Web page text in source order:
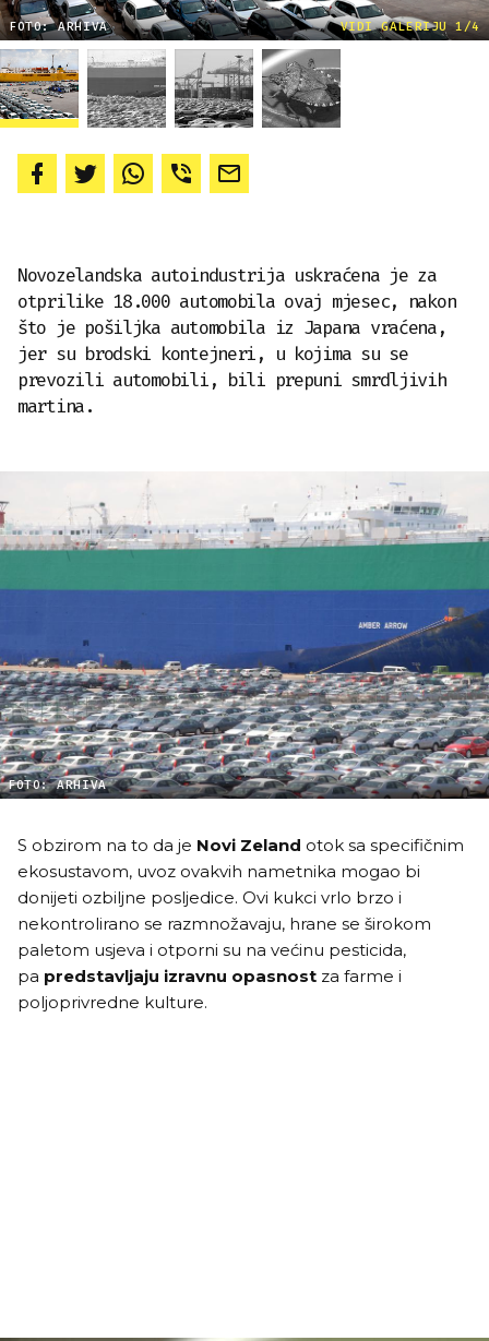
FOTO: ARHIVA VIDI GALERIJU 1/4
Novozelandska autoindustrija uskraćena je za
otprilike 18.000 automobila ovaj mjesec, nakon
što je pošiljka automobila iz Japana vraćena,
jer su brodski kontejneri, u kojima su se
prevozili automobili, bili prepuni smrdljivih
martina.
FOTO: ARHIVA
S obzirom na to da je Novi Zeland otok sa specifičnim
ekosustavom, uvoz ovakvih nametnika mogao bi
donijeti ozbiljne posljedice. Ovi kukci vrlo brzo i
nekontrolirano se razmnožavaju, hrane se širokom
paletom usjeva i otporni su na većinu pesticida,
pa predstavljaju izravnu opasnost za farme i
poljoprivredne kulture.